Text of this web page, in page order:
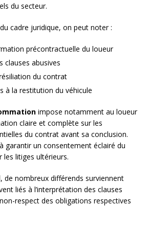
du secteur.
cadre juridique, on peut noter :
précontractuelle du loueur
clauses abusives
du contrat
à la restitution du véhicule
impose notamment au loueur
claire et complète sur les
du contrat avant sa conclusion.
garantir un consentement éclairé du
les litiges ultérieurs.
de nombreux différends surviennent
liés à l’interprétation des clauses
respect des obligations respectives